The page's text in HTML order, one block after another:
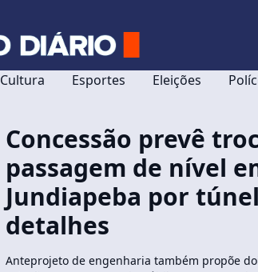
Cultura Esportes Eleições
Concessão prevê
passagem de nível
Jundiapeba por
detalhes
Anteprojeto de engenharia também propõe